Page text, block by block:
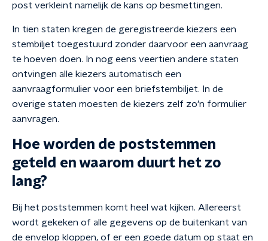
post verkleint namelijk de kans op besmettingen.
In tien staten kregen de geregistreerde kiezers een
stembiljet toegestuurd zonder daarvoor een aanvraag
te hoeven doen. In nog eens veertien andere staten
ontvingen alle kiezers automatisch een
aanvraagformulier voor een briefstembiljet. In de
overige staten moesten de kiezers zelf zo'n formulier
aanvragen.
Hoe worden de poststemmen
geteld en waarom duurt het zo
lang?
Bij het poststemmen komt heel wat kijken. Allereerst
wordt gekeken of alle gegevens op de buitenkant van
de envelop kloppen, of er een goede datum op staat en